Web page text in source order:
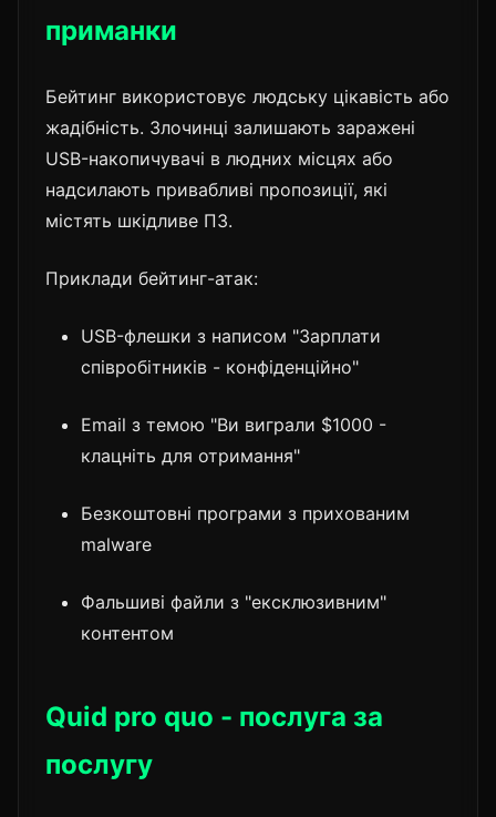
приманки
Бейтинг використовує людську цікавість або
жадібність. Злочинці залишають заражені
USB-накопичувачі в людних місцях або
надсилають привабливі пропозиції, які
містять шкідливе ПЗ.
Приклади бейтинг-атак:
USB-флешки з написом "Зарплати
співробітників - конфіденційно"
Email з темою "Ви виграли $1000 -
клацніть для отримання"
Безкоштовні програми з прихованим
malware
Фальшиві файли з "ексклюзивним"
контентом
Quid pro quo - послуга за
послугу